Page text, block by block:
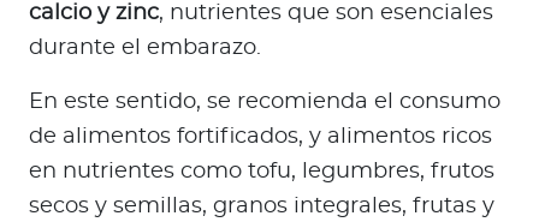
calcio y zinc, nutrientes que son esenciales
durante el embarazo.
En este sentido, se recomienda el consumo
de alimentos fortificados, y alimentos ricos
en nutrientes como tofu, legumbres, frutos
secos y semillas, granos integrales, frutas y